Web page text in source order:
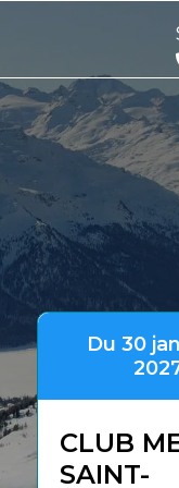
Du 30
CLUB
SAINT-